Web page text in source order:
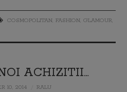
COSMOPOLITAN, FASHION, GLAMOUR,
ACHIZITII…
10, 2014 RALU